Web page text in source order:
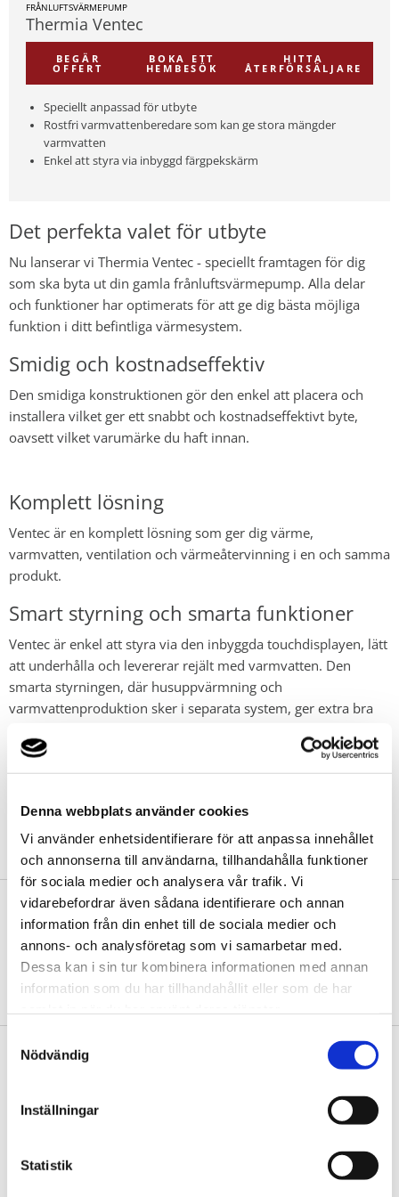
Denna webbplats använder cookies
Vi använder enhetsidentifierare för att anpassa innehållet
och annonserna till användarna, tillhandahålla funktioner
för sociala medier och analysera vår trafik. Vi
vidarebefordrar även sådana identifierare och annan
information från din enhet till de sociala medier och
annons- och analysföretag som vi samarbetar med.
Dessa kan i sin tur kombinera informationen med annan
information som du har tillhandahållit eller som de har
Nödvändig
Inställningar
Statistik
FRÅNLUFTSVÄRMEPUMP
Thermia Ventec
BEGÄR
OFFERT
BOKA ETT
HEMBESÖK
HITTA
ÅTERFÖRSÄLJARE
Speciellt anpassad för utbyte
Rostfri varmvattenberedare som kan ge stora mängder
varmvatten
Enkel att styra via inbyggd färgpekskärm
Det perfekta valet för utbyte
Nu lanserar vi Thermia Ventec - speciellt framtagen för dig
som ska byta ut din gamla frånluftsvärmepump. Alla delar
och funktioner har optimerats för att ge dig bästa möjliga
funktion i ditt befintliga värmesystem.
Smidig och kostnadseffektiv
Den smidiga konstruktionen gör den enkel att placera och
installera vilket ger ett snabbt och kostnadseffektivt byte,
oavsett vilket varumärke du haft innan.
Komplett lösning
Ventec är en komplett lösning som ger dig värme,
varmvatten, ventilation och värmeåtervinning i en och samma
produkt.
Smart styrning och smarta funktioner
Ventec är enkel att styra via den inbyggda touchdisplayen, lätt
att underhålla och levererar rejält med varmvatten. Den
smarta styrningen, där husuppvärmning och
varmvattenproduktion sker i separata system, ger extra bra
18 års trygghetsförsäkring med åskskydd
produkten – de sex första åren är kostnadsfria och du väljer
sedan själv, årsvis, om du vill förlänga upp till totalt 18 år.
Begär offert
Din närmsta Thermia-återförsäljare sätter ihop en offert utifrån
dina förutsättningar.
BEGÄR OFFERT
Speciellt anpassad för utbyte